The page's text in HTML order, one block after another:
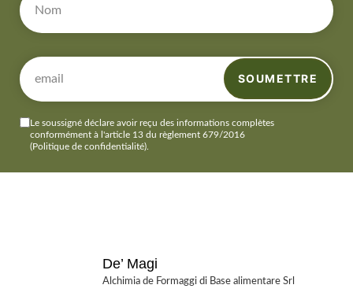
Le soussigné déclare avoir reçu des informations complètes
conformément à l'article 13 du règlement 679/2016
(Politique de confidentialité)
SOUMETTRE
De’ Magi
Alchimia de Formaggi di Base alimentare Srl